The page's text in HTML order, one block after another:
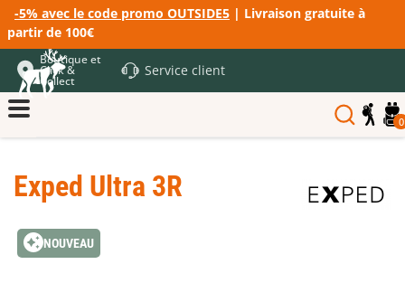
-5% avec le code promo OUTSIDE5 | Livraison gratuite à
partir de 100€
Boutique et
Click &
Collect
Service client
0
Exped Ultra 3R
NOUVEAU